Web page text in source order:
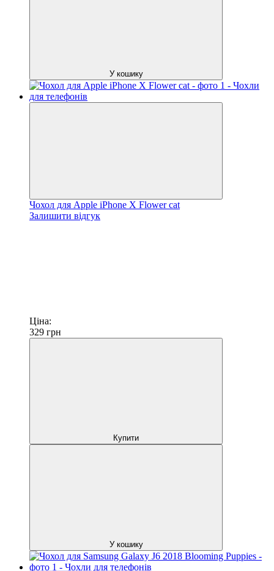
У кошику
Чохол для Apple iPhone X Flower cat
Залишити відгук
Ціна:
329 грн
Купити
У кошику